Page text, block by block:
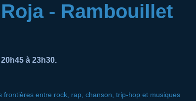
- Rambouillet
à 23h30.
frontières entre rock, rap, chanson, trip-hop et musiques